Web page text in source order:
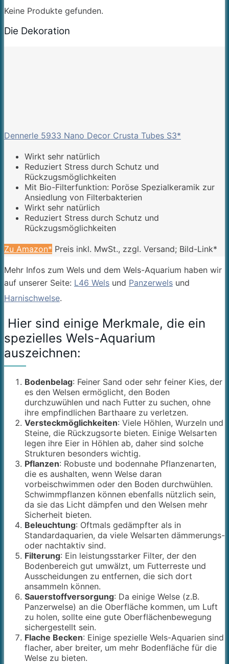
Keine Produkte gefunden.
Die Dekoration
Dennerle 5933 Nano Decor Crusta Tubes S3*
Wirkt sehr natürlich
Reduziert Stress durch Schutz und
Rückzugsmöglichkeiten
Mit Bio-Filterfunktion: Poröse Spezialkeramik zur
Ansiedlung von Filterbakterien
Wirkt sehr natürlich
Reduziert Stress durch Schutz und
Rückzugsmöglichkeiten
Zu Amazon* Preis inkl. MwSt., zzgl. Versand; Bild-Link*
Mehr Infos zum Wels und dem Wels-Aquarium haben wir
auf unserer Seite: L46 Wels und Panzerwels und
Harnischwelse.
Hier sind einige Merkmale, die ein
spezielles Wels-Aquarium
auszeichnen:
Bodenbelag: Feiner Sand oder sehr feiner Kies, der
es den Welsen ermöglicht, den Boden
durchzuwühlen und nach Futter zu suchen, ohne
ihre empfindlichen Barthaare zu verletzen.
Versteckmöglichkeiten: Viele Höhlen, Wurzeln und
Steine, die Rückzugsorte bieten. Einige Welsarten
legen ihre Eier in Höhlen ab, daher sind solche
Strukturen besonders wichtig.
Pflanzen: Robuste und bodennahe Pflanzenarten,
die es aushalten, wenn Welse daran
vorbeischwimmen oder den Boden durchwühlen.
Schwimmpflanzen können ebenfalls nützlich sein,
da sie das Licht dämpfen und den Welsen mehr
Sicherheit bieten.
Beleuchtung: Oftmals gedämpfter als in
Standardaquarien, da viele Welsarten dämmerungs-
oder nachtaktiv sind.
Filterung: Ein leistungsstarker Filter, der den
Bodenbereich gut umwälzt, um Futterreste und
Ausscheidungen zu entfernen, die sich dort
ansammeln können.
Sauerstoffversorgung: Da einige Welse (z.B.
Panzerwelse) an die Oberfläche kommen, um Luft
zu holen, sollte eine gute Oberflächenbewegung
sichergestellt sein.
Flache Becken: Einige spezielle Wels-Aquarien sind
flacher, aber breiter, um mehr Bodenfläche für die
Welse zu bieten.